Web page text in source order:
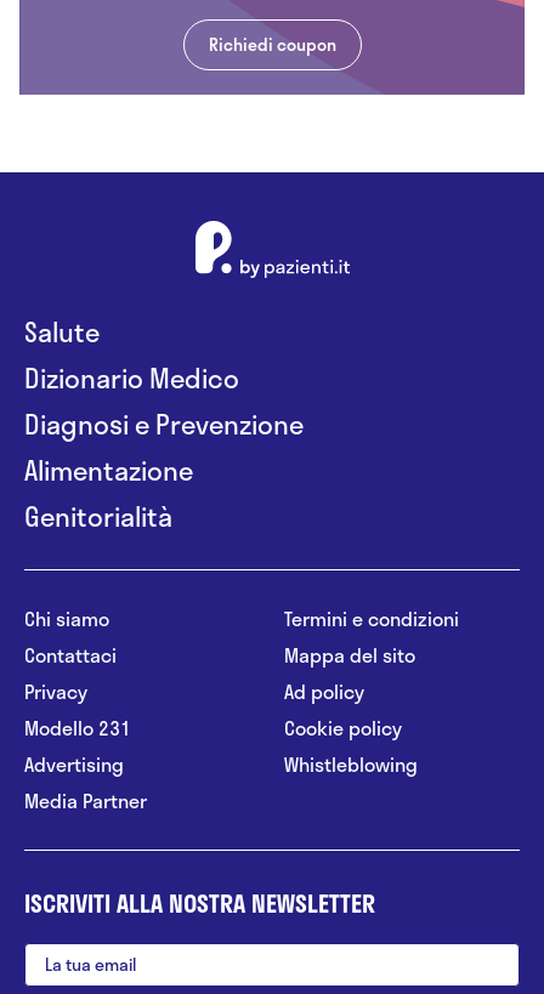
Richiedi coupon
Salute
Dizionario Medico
Diagnosi e Prevenzione
Alimentazione
Genitorialità
Chi siamo
Contattaci
Privacy
Modello 231
Advertising
Media Partner
Termini e condizioni
Mappa del sito
Ad policy
Cookie policy
Whistleblowing
ISCRIVITI ALLA NOSTRA NEWSLETTER